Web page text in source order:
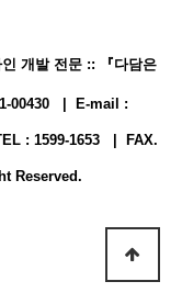
개발 전문 :: 『다담은
00430 | E-mail :
: 1599-1653 | FAX.
Reserved.
상단으로